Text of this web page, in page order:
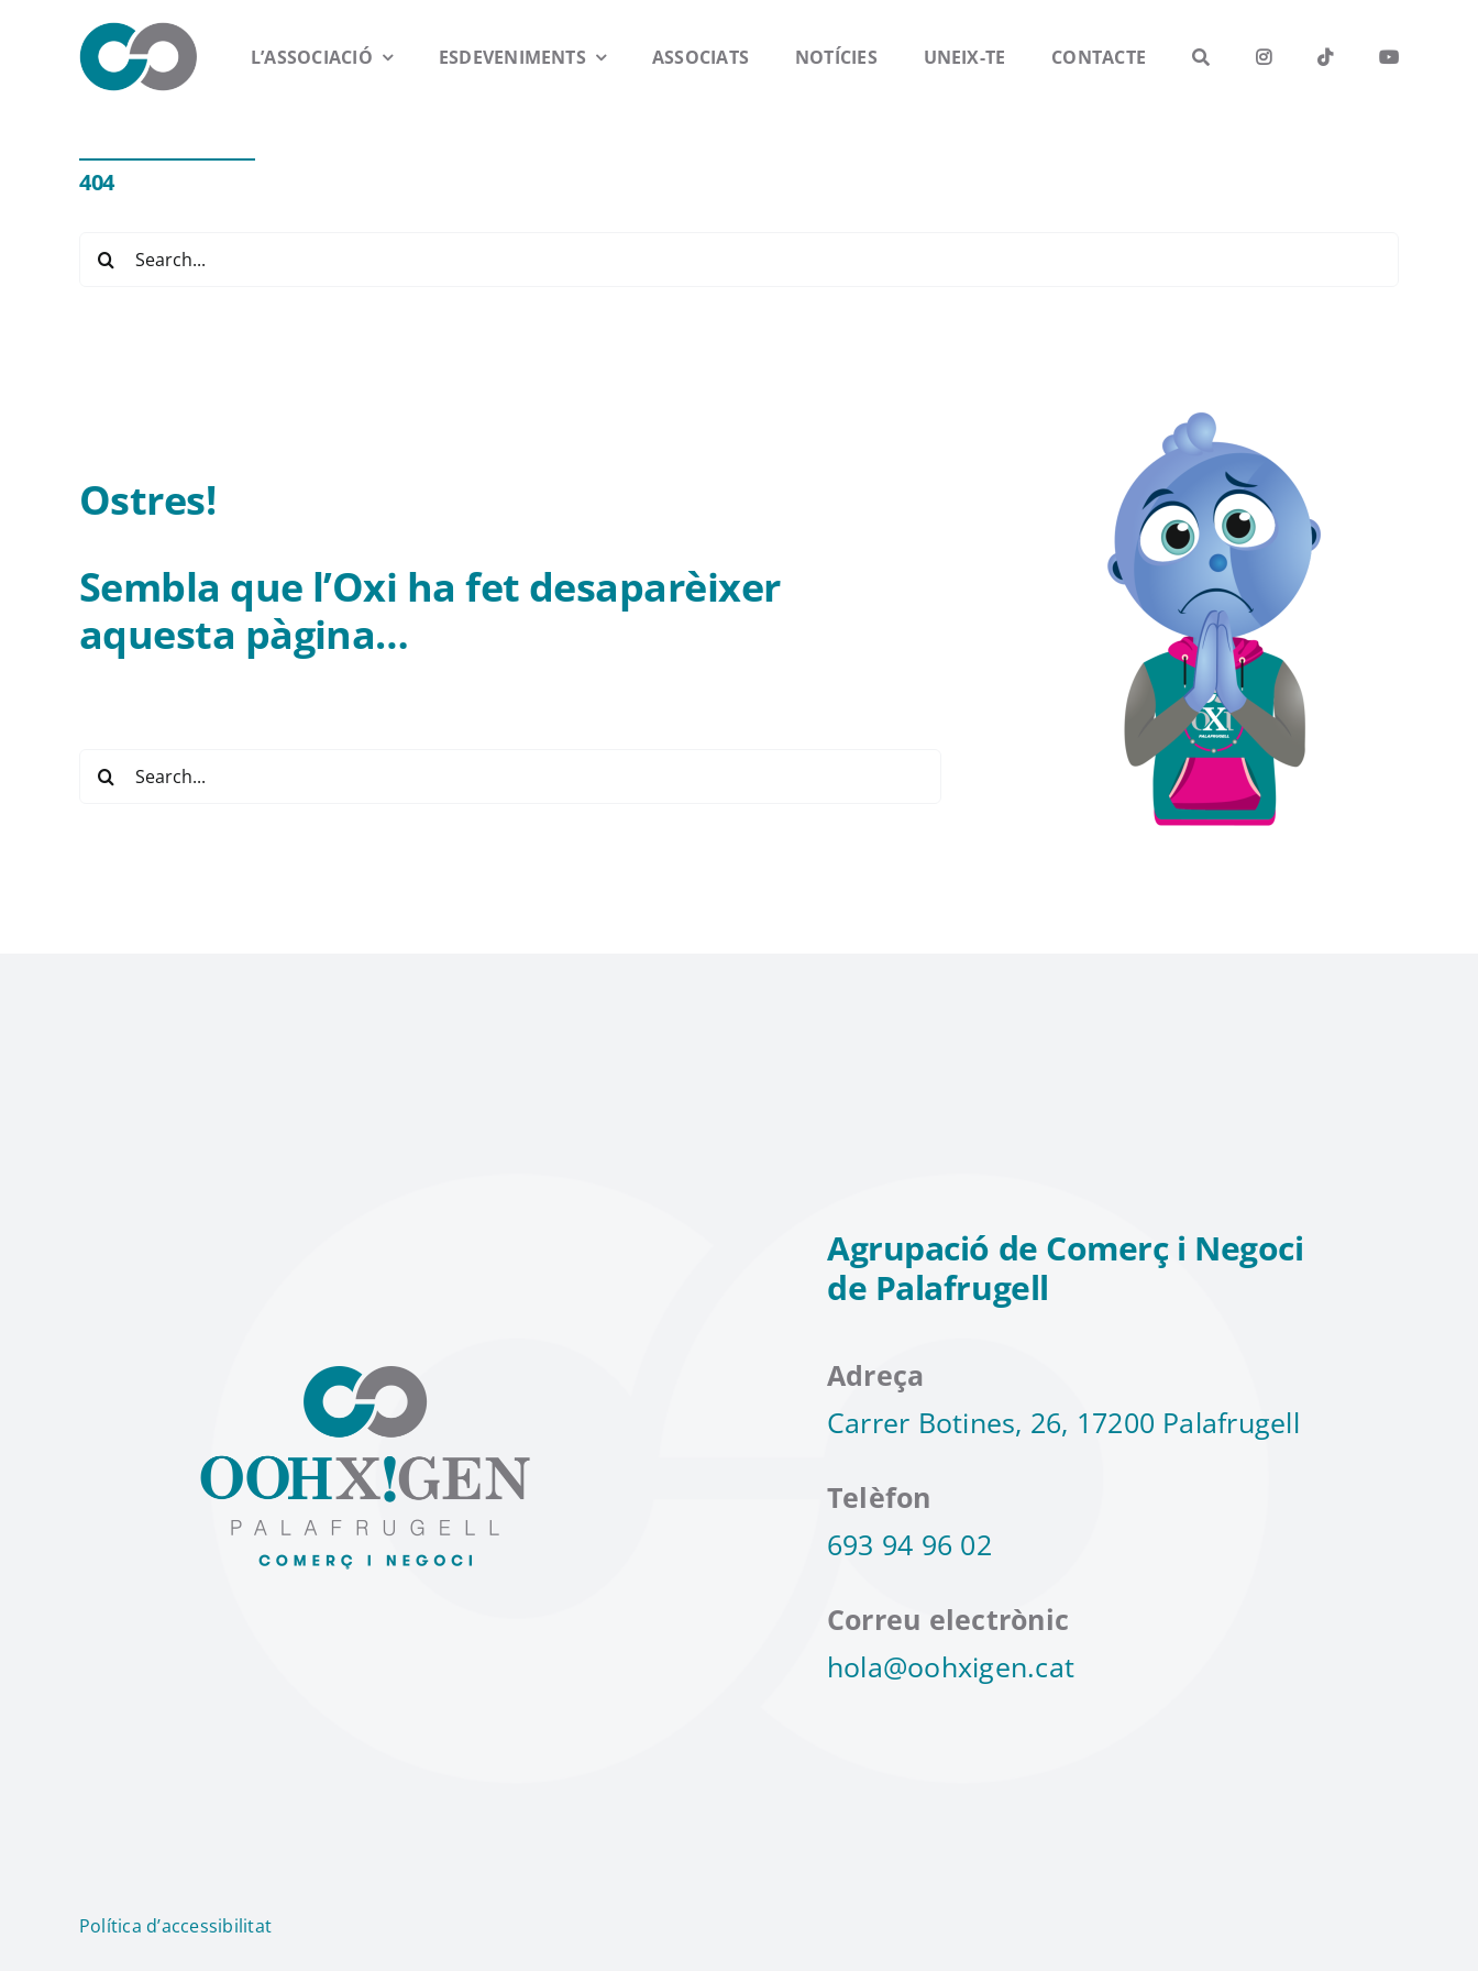
contenido
L’ASSOCIACIÓ ESDEVENIMENTS ASSOCIATS NOTÍCIES UNEIX-TE CONTACTE
404
Ostres!
Sembla que l’Oxi ha fet desaparèixer
aquesta pàgina…
Agrupació de Comerç i Negoci
de Palafrugell
Adreça
Carrer Botines, 26, 17200 Palafrugell
Telèfon
693 94 96 02
Correu electrònic
hola@oohxigen.cat
Política d’accessibilitat